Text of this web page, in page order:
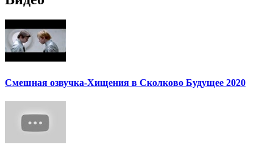
Смешная озвучка-Хищения в Сколково Будущее 2020